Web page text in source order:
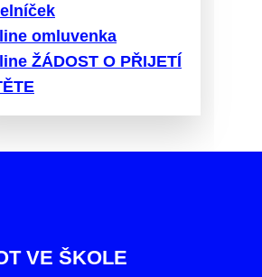
omluvenka
ŽÁDOST O PŘIJETÍ
VE ŠKOLE